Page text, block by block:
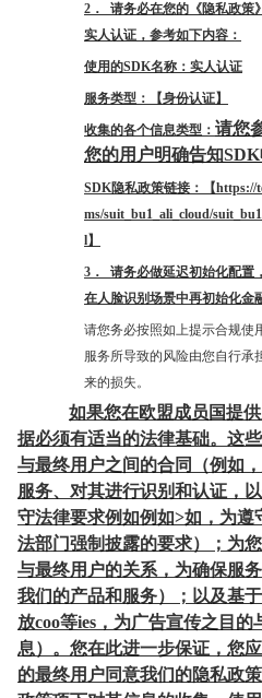
2． 请务必在您的《隐私政策
实人认证，参考如下内容：
使用的SDK名称：实人认证
服务类型：【身份认证】
收集的各个信息类型： 请您
您的用户明确告知
SDK隐私政策链接：【https://
ms/suit_bu1_ali_cloud/
l】
3． 请务必做延迟初始化配置
在人脸识别场景中再初始化金
请您务必按照如上提示合规使
服务所导致的风险由您自行承
来的损失。
如果您在欧盟成员国提
据必须有适当的法律基础。这
与最终用户之间的合同（例如
服务、对其进行识别和认证，
守法律要求例如例如>如，为
法部门强制披露的要求）；为
与最终用户的关系，为确保服
我们的产品和服务）；以及基
放coo等ies，为广告宣传之目
息）。您在此进一步保证，您
的最终用户同意我们的隐私政